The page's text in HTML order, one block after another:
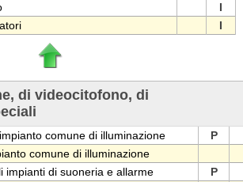
I
I
di videocitofono, di
comune di illuminazione
P
comune di illuminazione
impianti di suoneria e allarme
P